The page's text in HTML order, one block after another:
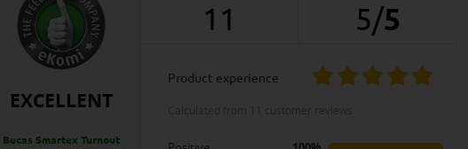
EXCELLENT
Bucas Smartex Turnout
11 5/5
product experience